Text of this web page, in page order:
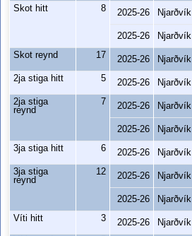
Skot hitt
8 2025-26 Njarðvík
2025-26 Njarðvík
Skot reynd
17 2025-26 Njarðvík
2ja stiga hitt
5 2025-26 Njarðvík
2ja stiga
reynd
7 2025-26 Njarðvík
2025-26 Njarðvík
3ja stiga hitt
6 2025-26 Njarðvík
3ja stiga
reynd
12 2025-26 Njarðvík
2025-26 Njarðvík
Víti hitt
3 2025-26 Njarðvík